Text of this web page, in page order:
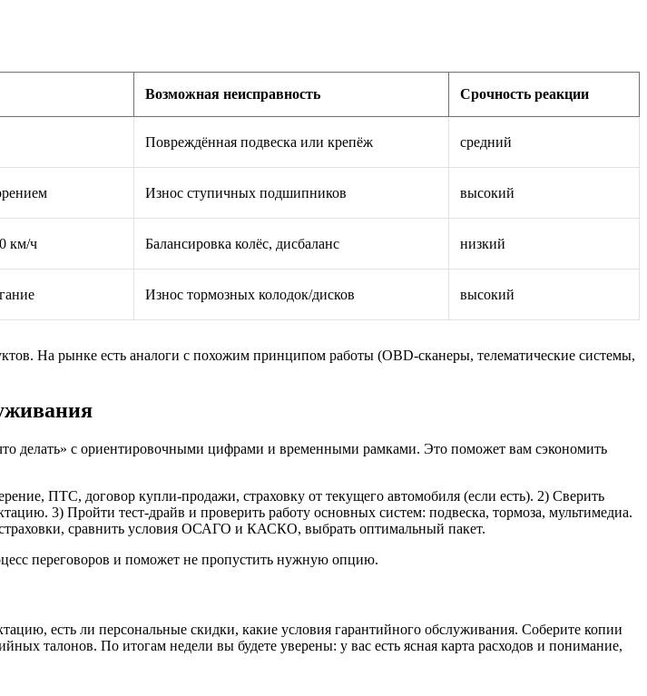
Возможная неисправность Срочность реакции
Повреждённая подвеска или крепёж средний
Износ ступичных подшипников высокий
км/ч Балансировка колёс, дисбаланс низкий
Износ тормозных колодок/дисков высокий
На рынке есть аналоги с похожим принципом работы (OBD‑сканеры, телематические системы,
делать» с ориентировочными цифрами и временными рамками. Это поможет вам сэкономить
ПТС, договор купли-продажи, страховку от текущего автомобиля (если есть). 2) Сверить
3) Пройти тест-драйв и проверить работу основных систем: подвеска, тормоза, мультимедиа.
сравнить условия ОСАГО и КАСКО, выбрать оптимальный пакет.
переговоров и поможет не пропустить нужную опцию.
есть ли персональные скидки, какие условия гарантийного обслуживания. Соберите копии
талонов. По итогам недели вы будете уверены: у вас есть ясная карта расходов и понимание,